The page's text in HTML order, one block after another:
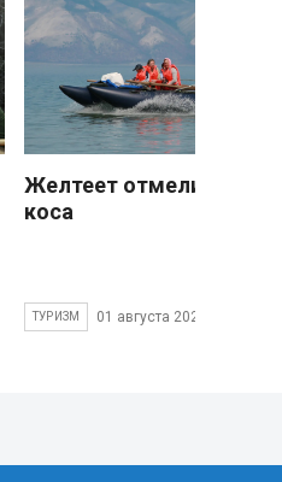
Желтеет отмели
коса
ТУРИЗМ 01 августа 2026